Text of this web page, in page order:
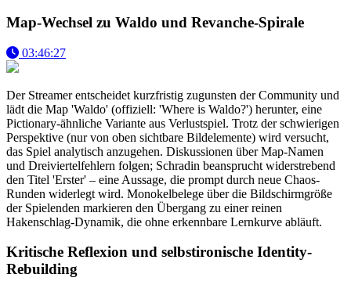
Map-Wechsel zu Waldo und Revanche-Spirale
03:46:27
Der Streamer entscheidet kurzfristig zugunsten der Community und
lädt die Map 'Waldo' (offiziell: 'Where is Waldo?') herunter, eine
Pictionary-ähnliche Variante aus Verlustspiel. Trotz der schwierigen
Perspektive (nur von oben sichtbare Bildelemente) wird versucht,
das Spiel analytisch anzugehen. Diskussionen über Map-Namen
und Dreiviertelfehlern folgen; Schradin beansprucht widerstrebend
den Titel 'Erster' – eine Aussage, die prompt durch neue Chaos-
Runden widerlegt wird. Monokelbelege über die Bildschirmgröße
der Spielenden markieren den Übergang zu einer reinen
Hakenschlag-Dynamik, die ohne erkennbare Lernkurve abläuft.
Kritische Reflexion und selbstironische Identity-
Rebuilding